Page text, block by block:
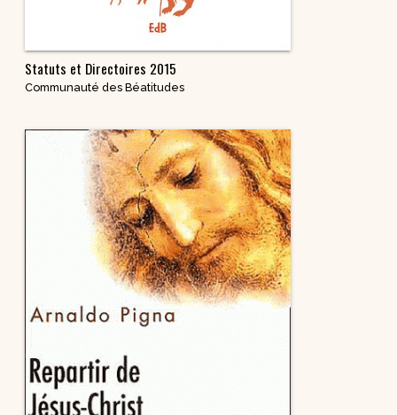
Statuts et Directoires 2015
Communauté des Béatitudes